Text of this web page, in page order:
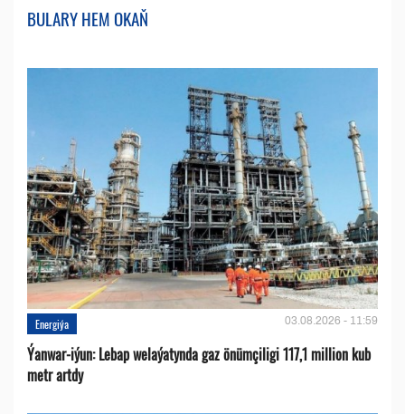
BULARY HEM OKAŇ
Energiýa 03.08.2026 - 11:59
Ýanwar-iýun: Lebap welaýatynda gaz önümçiligi 117,1 million kub
metr artdy